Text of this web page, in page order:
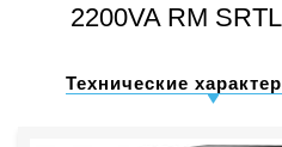
2200VA RM
Технические